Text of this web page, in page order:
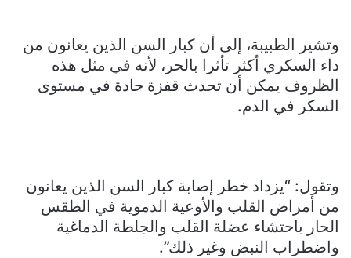
وتشير الطبيبة، إلى أن كبار السن الذين يعانون من
داء السكري أكثر تأثرا بالحر، لأنه في مثل هذه
الظروف يمكن أن تحدث قفزة حادة في مستوى
السكر في الدم.
وتقول: “يزداد خطر إصابة كبار السن الذين يعانون
من أمراض القلب والأوعية الدموية في الطقس
الحار باحتشاء عضلة القلب والجلطة الدماغية
واضطراب النبض وغير ذلك”.